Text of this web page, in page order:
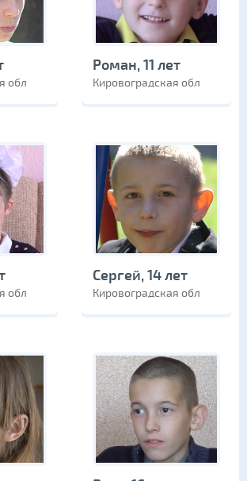
обл
Роман, 11 лет
Кировоградская обл
обл
Сергей, 14 лет
Кировоградская обл